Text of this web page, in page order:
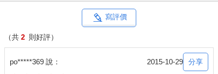
我從小就是天主教徒，六歲擔任輔祭，協助神父進行彌撒，才十
幾歲就覺得自己掌握了《新約》和《舊約》兩大經典的道理，讀
遍了各種淵遠流長的哲學論述，涉獵各門各派，把經典做為平日
的讀物。很難想像，一個十幾歲的孩子在高等微積分課時，一邊
解題，一邊閱讀哲學書籍……總之，只要有書，我就讀。
然而，依然還有許多形上學和哲學的疑惑不斷在我內心熊熊燃
寫評價
（共 2 則好評）
po*****369 說： 2015-10-29 分享